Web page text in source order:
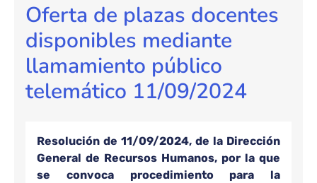
Oferta de plazas docentes
disponibles mediante
llamamiento público
telemático 11/09/2024
Resolución de 11/09/2024, de la Dirección
General de Recursos Humanos, por la que
se convoca procedimiento para la